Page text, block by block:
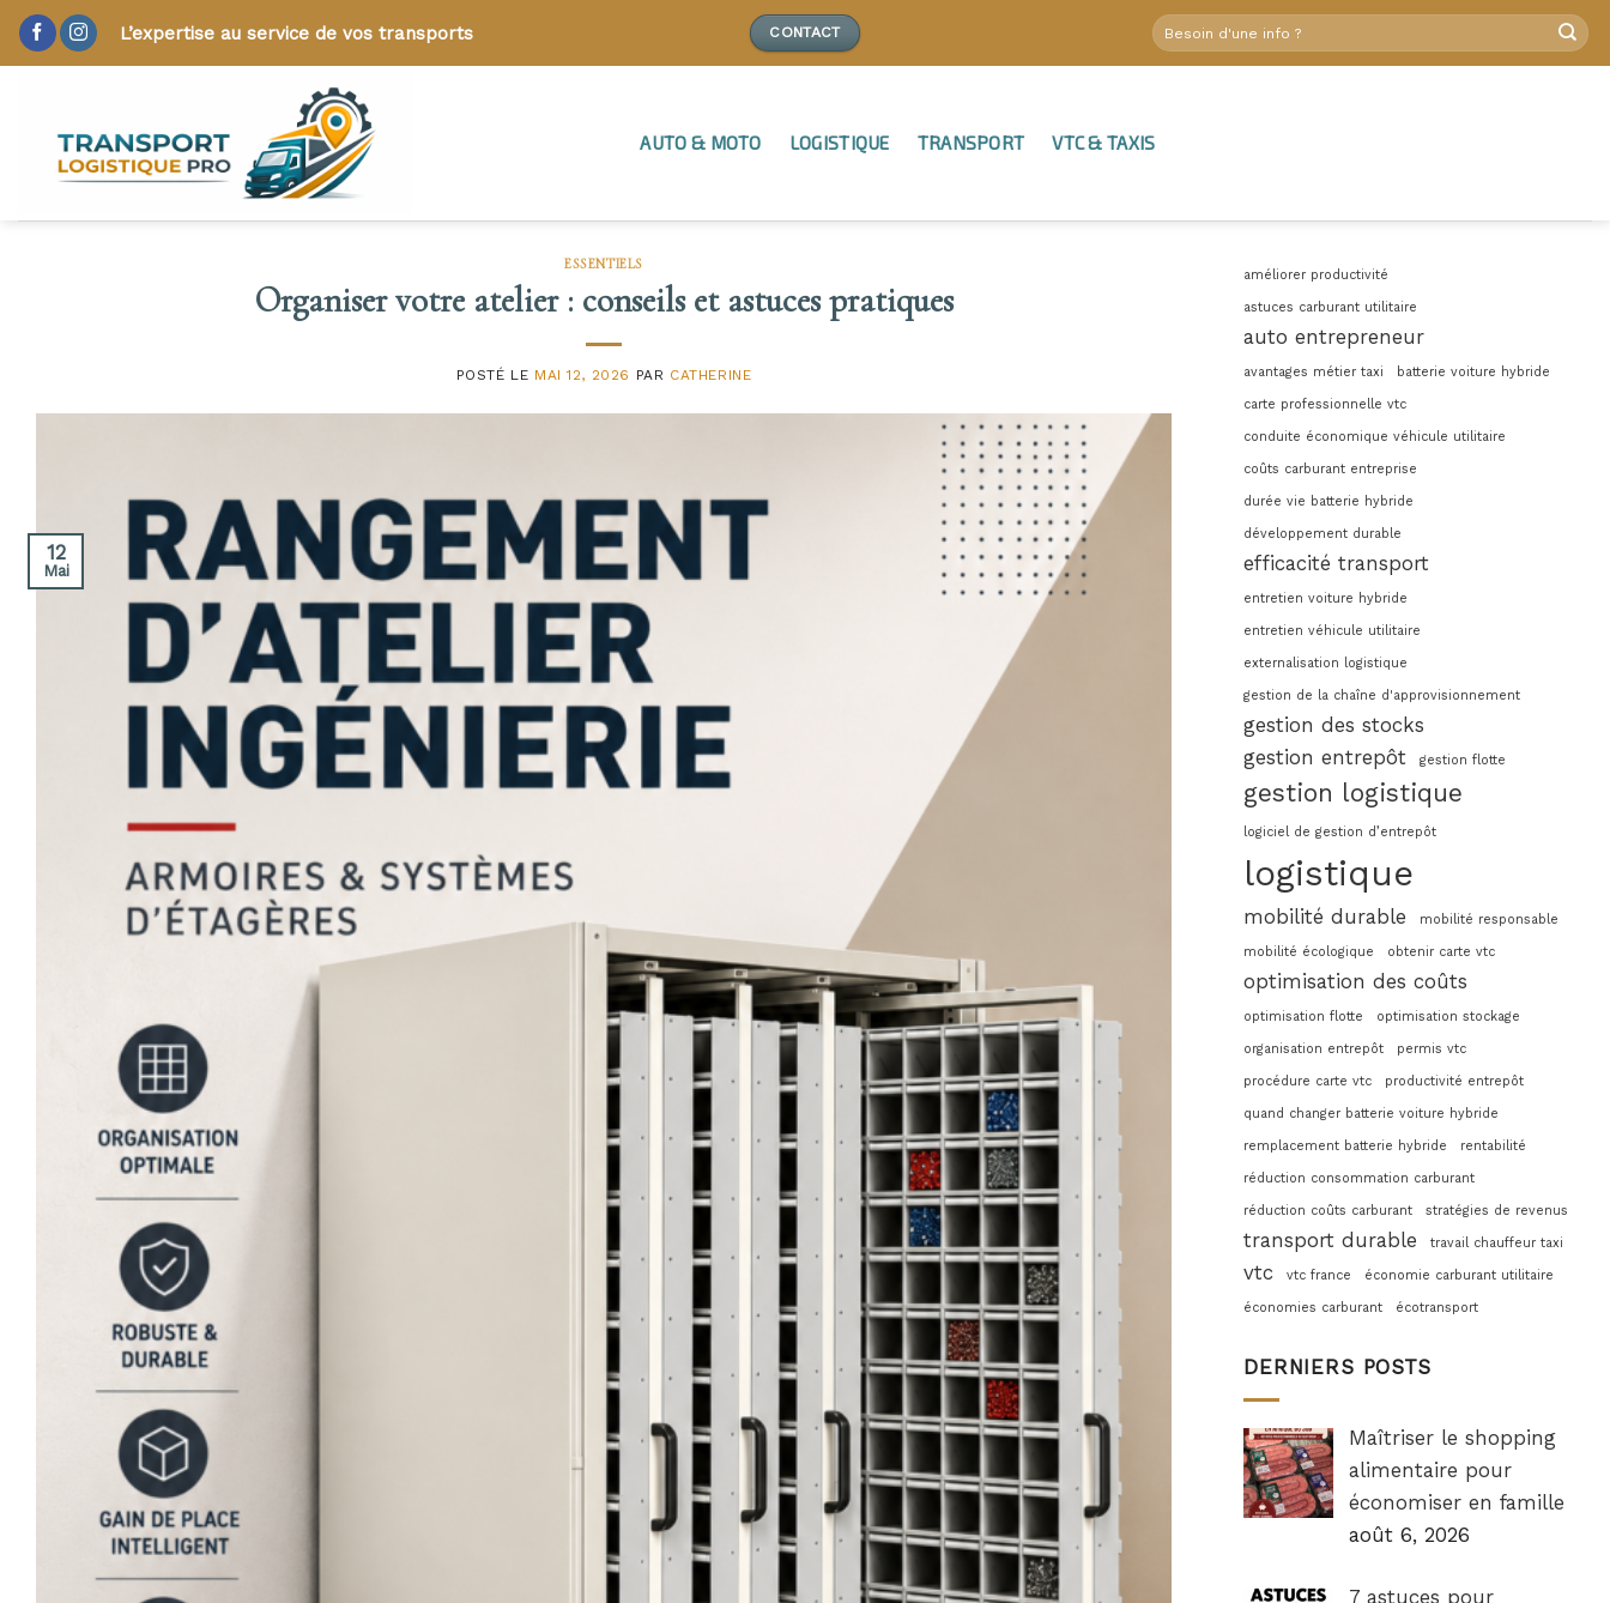
Skip
L’expertise au service de vos transports CONTACT
AUTO & MOTO LOGISTIQUE TRANSPORT VTC & TAXIS
ESSENTIELS
Organiser votre atelier : conseils et astuces pratiques
POSTÉ LE MAI 12, 2026 PAR CATHERINE
12
Mai
améliorer productivité
astuces carburant utilitaire
auto entrepreneur
avantages métier taxi batterie voiture hybride
carte professionnelle vtc
conduite économique véhicule utilitaire
coûts carburant entreprise
durée vie batterie hybride
développement durable
efficacité transport
entretien voiture hybride
entretien véhicule utilitaire
externalisation logistique
gestion de la chaîne d'approvisionnement
gestion des stocks
gestion entrepôt
gestion flotte
gestion logistique
logiciel de gestion d’entrepôt
logistique
mobilité durable mobilité responsable
mobilité écologique obtenir carte vtc
optimisation des coûts
optimisation flotte optimisation stockage
organisation entrepôt permis vtc
procédure carte vtc productivité entrepôt
quand changer batterie voiture hybride
remplacement batterie hybride rentabilité
réduction consommation carburant
réduction coûts carburant stratégies de revenus
transport durable travail chauffeur taxi
vtc vtc france économie carburant utilitaire
économies carburant écotransport
DERNIERS POSTS
Maîtriser le shopping
alimentaire pour
économiser en famille
août 6, 2026
7 astuces pour